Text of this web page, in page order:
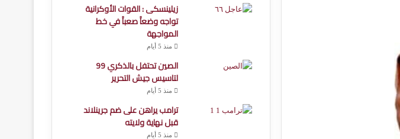
زيلينسكى : القوات الأوكرانية
تواجه وضعاََ صعباََ في خط
المواجهة
منذ 5 أيام
الصين تحتفل بالذكري 99
لتاسيس جيش التحرير
منذ 5 أيام
ترامب يراهن على ضم جرينلاند
قبل نهاية ولايته
منذ 5 أيام